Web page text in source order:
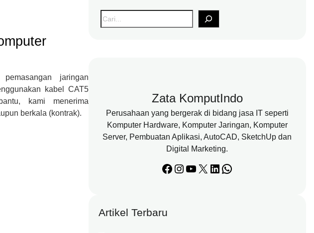
jaringan
kabel CAT5
kami menerima
berkala (kontrak).
S
e
Zata KomputIndo
Perusahaan yang bergerak di bidang jasa IT seperti
Komputer Hardware, Komputer Jaringan, Komputer
Server, Pembuatan Aplikasi, AutoCAD, SketchUp dan
Digital Marketing.
Facebook Instagram YouTube X LinkedIn WhatsApp
Artikel Terbaru